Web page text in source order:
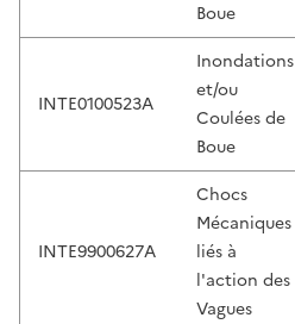
Boue
INTE0100523A
Inondations
et/ou
Coulées de
Boue
INTE9900627A
Chocs
Mécaniques
liés à
l'action des
Vagues